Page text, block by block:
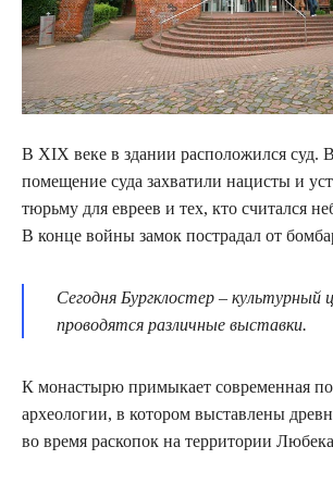
В XIX веке в здании расположился суд.
помещение суда захватили нацисты и
тюрьму для евреев и тех, кто считался
В конце войны замок пострадал от
Сегодня Бургклостер – культурный
проводятся различные выставки.
К монастырю примыкает современная
археологии, в котором выставлены
во время раскопок на территории